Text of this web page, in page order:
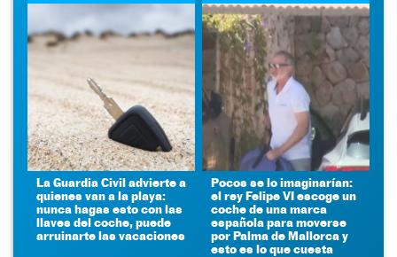
La Guardia Civil advierte a
quienes van a la playa:
nunca hagas esto con las
llaves del coche, puede
arruinarte las vacaciones
Pocos se lo imaginarían:
el rey Felipe VI escoge un
coche de una marca
española para moverse
por Palma de Mallorca y
esto es lo que cuesta